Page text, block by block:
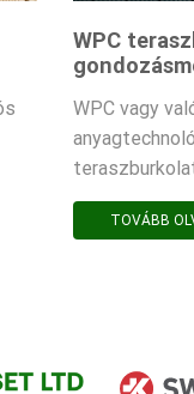
WPC
WPC vagy
TOVÁBB